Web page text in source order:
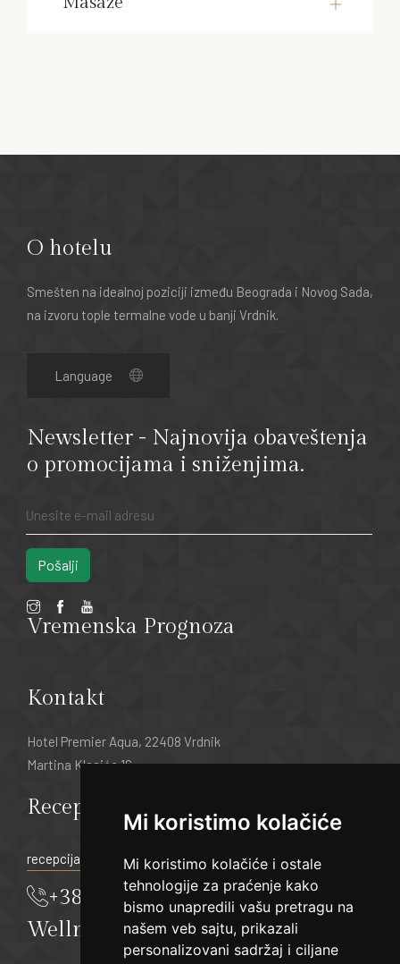
Mi koristimo kolačiće
Mi koristimo kolačiće i ostale
tehnologije za praćenje kako
bismo unapredili vašu pretragu na
našem veb sajtu, prikazali
personalizovani sadržaj i ciljane
O hotelu
Smešten na idealnoj poziciji između Beograda i Novog Sada,
na izvoru tople termalne vode u banji Vrdnik.
Newsletter - Najnovija obaveštenja
o promocijama i sniženjima.
Pošalji
Vremenska Prognoza
Kontakt
Hotel Premier Aqua, 22408 Vrdnik
Martina Klasića 16
Recepcija:
recepcija@hotelpremier.rs
+381 22 21 55 333
Wellness & Spa